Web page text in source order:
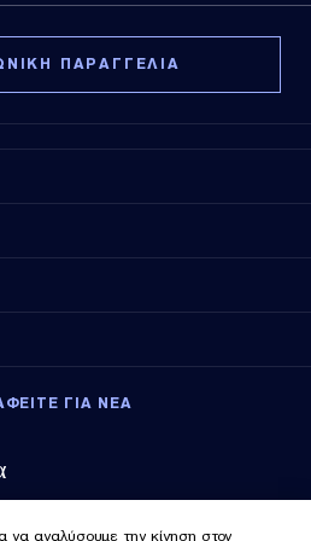
ΠΑΡΑΓΓΕΛΙΑ
ΓΙΑ ΝΕΑ
να αναλύσουμε την κίνηση στον